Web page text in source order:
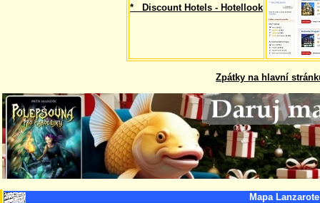
* Discount Hotels - Hotellook
Zpátky na hlavní
Mapa Lanzarote